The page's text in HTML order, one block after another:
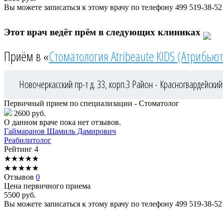
Вы можете записаться к этому врачу по телефону 499 519-38-52
Этот врач ведёт прём в следующих клиниках
Приём в «Стоматология Atribeaute KIDS
Новочеркасский пр-т д. 33, корп.3 Район - Красногвардейский
Первичный прием по специализации - Стоматолог
2600 руб.
О данном враче пока нет отзывов.
Гаймаранов Шамиль Дамирович
Реабилитолог
Рейтинг 4
★★★★★
★★★★★
Отзывов 0
Цена первичного приема
5500 руб.
Вы можете записаться к этому врачу по телефону 499 519-38-52